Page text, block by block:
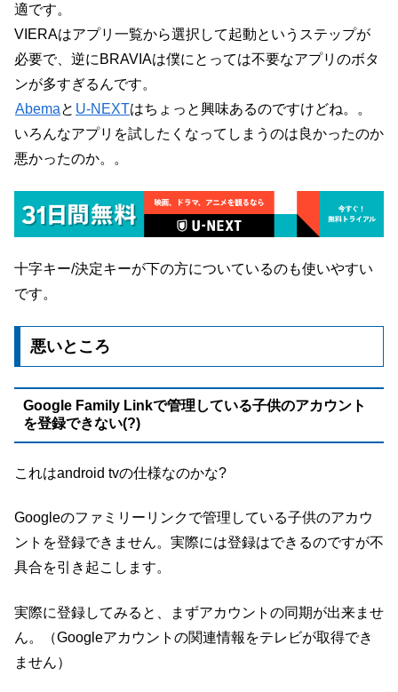
適です。
VIERAはアプリ一覧から選択して起動というステップが
必要で、逆にBRAVIAは僕にとっては不要なアプリのボタ
ンが多すぎるんです。
Abemaと U-NEXTはちょっと興味あるのですけどね。。
いろんなアプリを試したくなってしまうのは良かったのか
悪かったのか。。
十字キー/決定キーが下の方についているのも使いやすい
です。
悪いところ
Google Family Linkで管理している子供のアカウント
を登録できない(?)
これはandroid tvの仕様なのかな?
Googleのファミリーリンクで管理している子供のアカウ
ントを登録できません。実際には登録はできるのですが不
具合を引き起こします。
実際に登録してみると、まずアカウントの同期が出来ませ
ん。（Googleアカウントの関連情報をテレビが取得でき
ません）